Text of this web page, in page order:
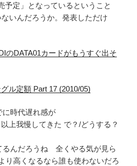
予定」となっているということ
いんだろうか。発表しただけ
のDATA01カードがもうすぐ出そ
ル定額 Part 17 (2010/05)
に時代遅れ感が
上我慢してきた で？/どうする？
るんだろうね 全くやる気が見ら
り高くなるなら誰も使わないだろ